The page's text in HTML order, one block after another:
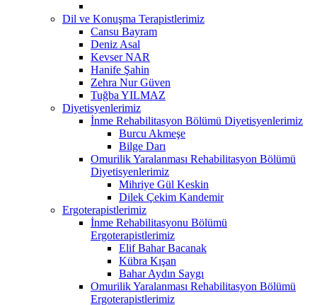
Dil ve Konuşma Terapistlerimiz
Cansu Bayram
Deniz Asal
Kevser NAR
Hanife Şahin
Zehra Nur Güven
Tuğba YILMAZ
Diyetisyenlerimiz
İnme Rehabilitasyon Bölümü Diyetisyenlerimiz
Burcu Akmeşe
Bilge Darı
Omurilik Yaralanması Rehabilitasyon Bölümü
Diyetisyenlerimiz
Mihriye Gül Keskin
Dilek Çekim Kandemir
Ergoterapistlerimiz
İnme Rehabilitasyonu Bölümü
Ergoterapistlerimiz
Elif Bahar Bacanak
Kübra Kışan
Bahar Aydın Saygı
Omurilik Yaralanması Rehabilitasyon Bölümü
Ergoterapistlerimiz